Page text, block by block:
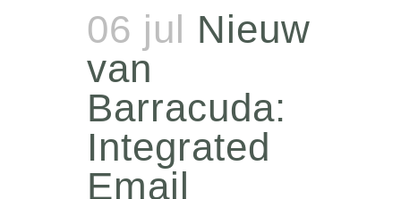
06 jul Nieuw
van
Barracuda:
Integrated
Email